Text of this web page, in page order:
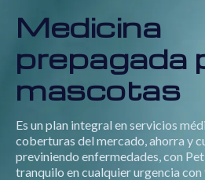
Medicina
prepagada
mascotas
Es un plan integral en servicios
coberturas del mercado, ahorra y
previniendo enfermedades, con
tranquilo en cualquier urgencia con